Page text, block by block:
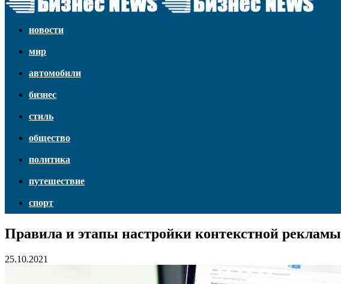
новости
мир
автомобили
бизнес
стиль
общество
политика
путешествие
спорт
Правила и этапы настройки контекстной рекламы
25.10.2021